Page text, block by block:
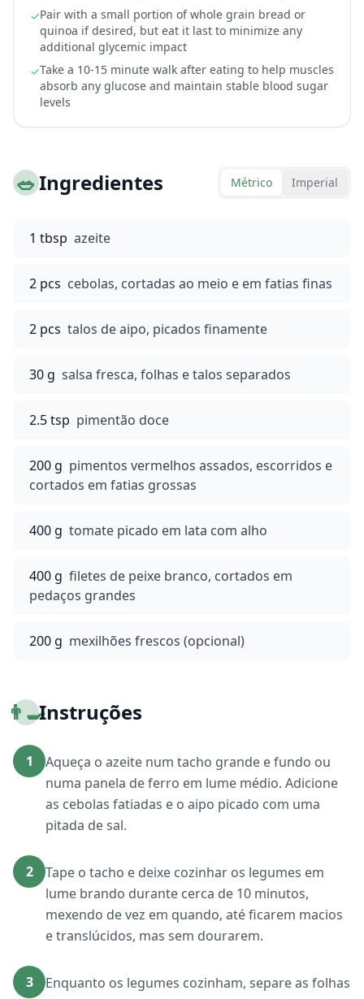
✓Pair with a small portion of whole grain bread or
quinoa if desired, but eat it last to minimize any
additional glycemic impact
✓Take a 10-15 minute walk after eating to help muscles
absorb any glucose and maintain stable blood sugar
levels
🥗Ingredientes Métrico Imperial
1 tbsp azeite
2 pcs cebolas, cortadas ao meio e em fatias finas
2 pcs talos de aipo, picados finamente
30 g salsa fresca, folhas e talos separados
2.5 tsp pimentão doce
200 g pimentos vermelhos assados, escorridos e
cortados em fatias grossas
400 g tomate picado em lata com alho
400 g filetes de peixe branco, cortados em
pedaços grandes
200 g mexilhões frescos (opcional)
👨‍🍳Instruções
1
Aqueça o azeite num tacho grande e fundo ou
numa panela de ferro em lume médio. Adicione
as cebolas fatiadas e o aipo picado com uma
pitada de sal.
2
Tape o tacho e deixe cozinhar os legumes em
lume brando durante cerca de 10 minutos,
mexendo de vez em quando, até ficarem macios
e translúcidos, mas sem dourarem.
3
Enquanto os legumes cozinham, separe as folhas